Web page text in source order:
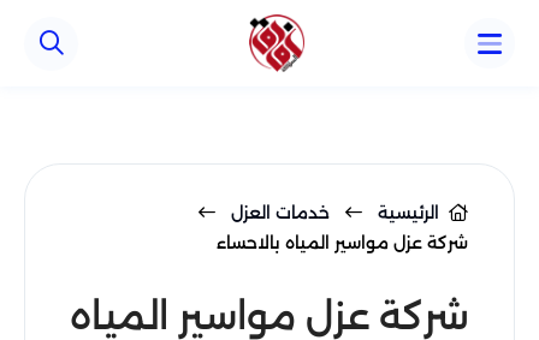
الرئيسية
خدمات العزل
شركة عزل مواسير المياه بالاحساء
شركة عزل مواسير المياه